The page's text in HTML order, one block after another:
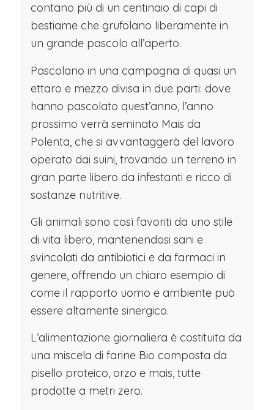
contano più di un centinaio di capi di
bestiame che grufolano liberamente in
un grande pascolo all’aperto.
Pascolano in una campagna di quasi un
ettaro e mezzo divisa in due parti: dove
hanno pascolato quest’anno, l’anno
prossimo verrà seminato Mais da
Polenta, che si avvantaggerà del lavoro
operato dai suini, trovando un terreno in
gran parte libero da infestanti e ricco di
sostanze nutritive.
Gli animali sono così favoriti da uno stile
di vita libero, mantenendosi sani e
svincolati da antibiotici e da farmaci in
genere, offrendo un chiaro esempio di
come il rapporto uomo e ambiente può
essere altamente sinergico.
L’alimentazione giornaliera è costituita da
una miscela di farine Bio composta da
pisello proteico, orzo e mais, tutte
prodotte a metri zero.